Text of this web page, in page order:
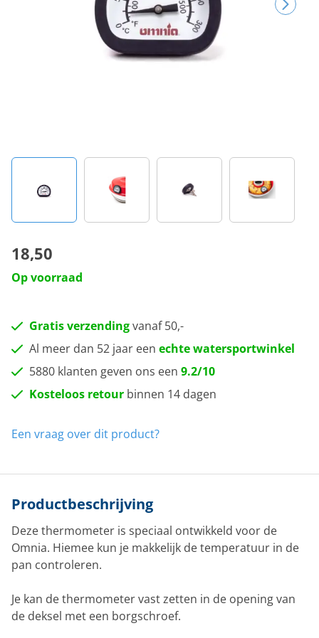
18,50
Op voorraad
Gratis verzendingvanaf 50,-
Al meer dan 52 jaar een echte watersportwinkel
5880 klanten geven ons een 9.2/10
Kosteloos retour binnen 14 dagen
Een vraag over dit product?
Productbeschrijving
Deze thermometer is speciaal ontwikkeld voor de
Omnia. Hiemee kun je makkelijk de temperatuur in de
pan controleren.
Je kan de thermometer vast zetten in de opening van
de deksel met een borgschroef.